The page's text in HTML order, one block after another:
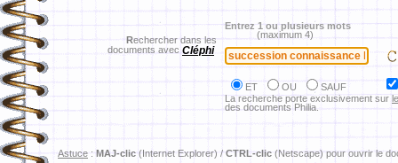
Rechercher dans les
documents avec Cléphi
Entrez 1 ou plusieurs mots
(maximum 4)
ET OU
SAUF
La recherche porte exclusivement sur
des documents Philia.
Astuce : MAJ-clic (Internet Explorer) / CTRL-clic (Netscape) pour ouvrir le